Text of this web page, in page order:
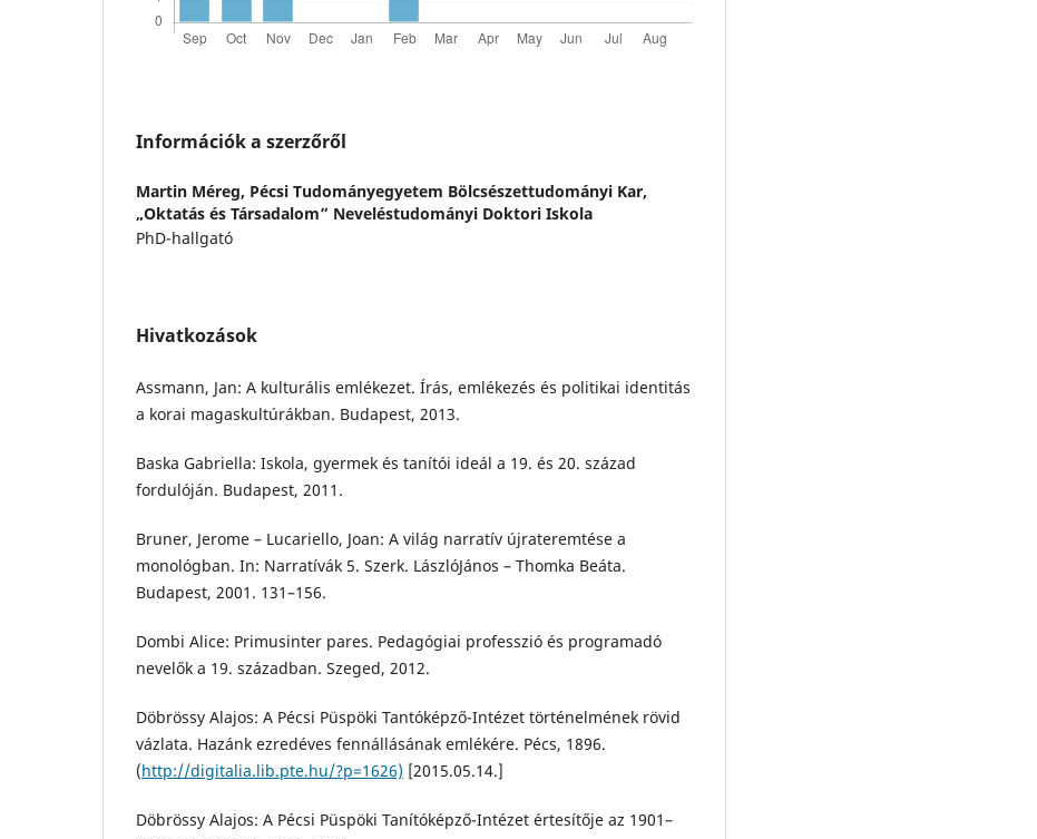
Információk a szerzőről
Martin Méreg, Pécsi Tudományegyetem Bölcsészettudományi Kar,
„Oktatás és Társadalom” Neveléstudományi Doktori Iskola
PhD-hallgató
Hivatkozások
Assmann, Jan: A kulturális emlékezet. Írás, emlékezés és politikai identitás
a korai magaskultúrákban. Budapest, 2013.
Baska Gabriella: Iskola, gyermek és tanítói ideál a 19. és 20. század
fordulóján. Budapest, 2011.
Bruner, Jerome – Lucariello, Joan: A világ narratív újrateremtése a
monológban. In: Narratívák 5. Szerk. LászlóJános – Thomka Beáta.
Budapest, 2001. 131–156.
Dombi Alice: Primusinter pares. Pedagógiai professzió és programadó
nevelők a 19. században. Szeged, 2012.
Döbrössy Alajos: A Pécsi Püspöki Tantóképző-Intézet történelmének rövid
vázlata. Hazánk ezredéves fennállásának emlékére. Pécs, 1896.
(http://digitalia.lib.pte.hu/?p=1626) [2015.05.14.]
Döbrössy Alajos: A Pécsi Püspöki Tanítóképző-Intézet értesítője az 1901–